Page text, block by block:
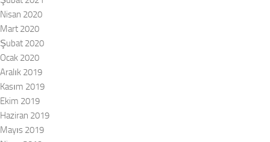
Nisan 2020
Mart 2020
Şubat 2020
Ocak 2020
Aralık 2019
Kasım 2019
Ekim 2019
Haziran 2019
Mayıs 2019